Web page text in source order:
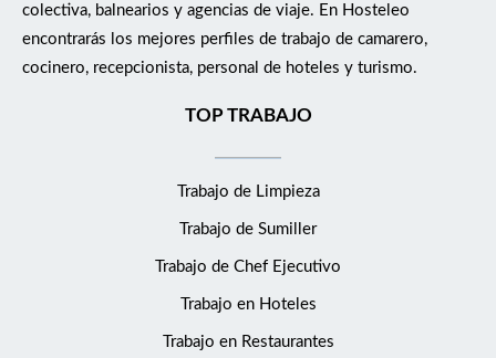
colectiva, balnearios y agencias de viaje. En Hosteleo
encontrarás los mejores perfiles de trabajo de camarero,
cocinero, recepcionista, personal de hoteles y turismo.
TOP TRABAJO
Trabajo de Limpieza
Trabajo de Sumiller
Trabajo de Chef Ejecutivo
Trabajo en Hoteles
Trabajo en Restaurantes